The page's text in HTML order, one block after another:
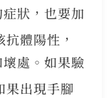
狀，也要加
體陽性，
處。如果驗
果出現手腳